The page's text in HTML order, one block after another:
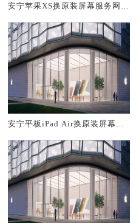
安宁苹果XS换原装屏幕服务网点
安宁平板iPad Air换原装屏幕服